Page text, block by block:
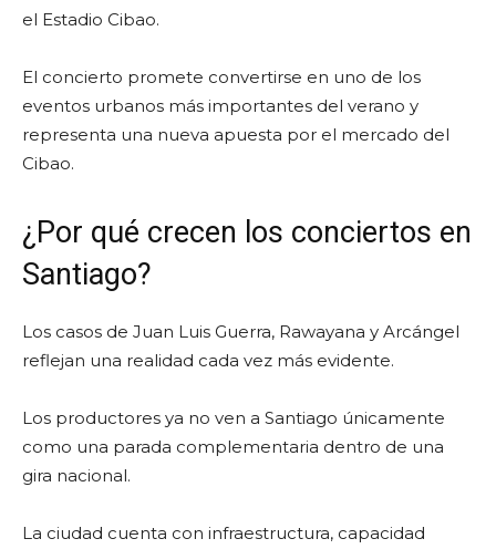
el Estadio Cibao.
El concierto promete convertirse en uno de los
eventos urbanos más importantes del verano y
representa una nueva apuesta por el mercado del
Cibao.
¿Por qué crecen los conciertos en
Santiago?
Los casos de Juan Luis Guerra, Rawayana y Arcángel
reflejan una realidad cada vez más evidente.
Los productores ya no ven a Santiago únicamente
como una parada complementaria dentro de una
gira nacional.
La ciudad cuenta con infraestructura, capacidad